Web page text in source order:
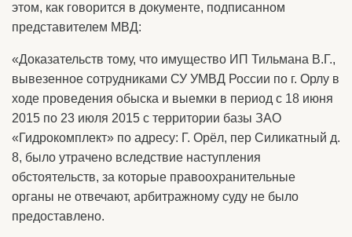
этом, как говорится в документе, подписанном
представителем МВД:
«Доказательств тому, что имущество ИП Тильмана В.Г.,
вывезенное сотрудниками СУ УМВД России по г. Орлу в
ходе проведения обыска и выемки в период с 18 июня
2015 по 23 июля 2015 с территории базы ЗАО
«Гидрокомплект» по адресу: Г. Орёл, пер Силикатный д.
8, было утрачено вследствие наступления
обстоятельств, за которые правоохранительные
органы не отвечают, арбитражному суду не было
предоставлено.